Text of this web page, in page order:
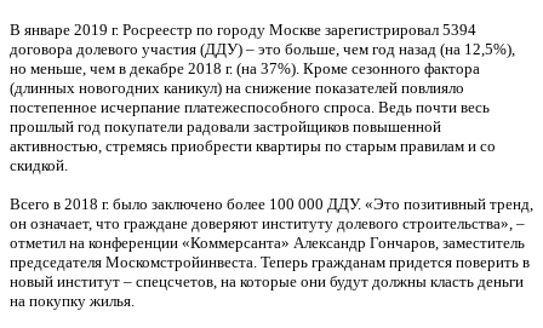
В январе 2019 г. Росреестр по городу Москве зарегистрировал 5394
договора долевого участия (ДДУ) – это больше, чем год назад (на 12,5%),
но меньше, чем в декабре 2018 г. (на 37%). Кроме сезонного фактора
(длинных новогодних каникул) на снижение показателей повлияло
постепенное исчерпание платежеспособного спроса. Ведь почти весь
прошлый год покупатели радовали застройщиков повышенной
активностью, стремясь приобрести квартиры по старым правилам и со
скидкой.
Всего в 2018 г. было заключено более 100 000 ДДУ. «Это позитивный тренд,
он означает, что граждане доверяют институту долевого строительства», –
отметил на конференции «Коммерсанта» Александр Гончаров, заместитель
председателя Москомстройинвеста. Теперь гражданам придется поверить в
новый институт – спецсчетов, на которые они будут должны класть деньги
на покупку жилья.